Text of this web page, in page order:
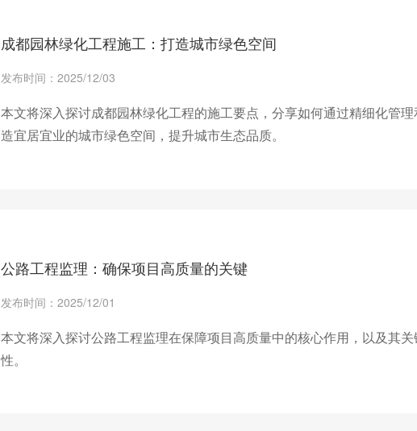
成都园林绿化工程施工：打造城市绿色空间
发布时间：2025/12/03
本文将深入探讨成都园林绿化工程的施工要点，分享如何通过精细化管
造宜居宜业的城市绿色空间，提升城市生态品质。
公路工程监理：确保项目高质量的关键
发布时间：2025/12/01
本文将深入探讨公路工程监理在保障项目高质量中的核心作用，以及其
性。